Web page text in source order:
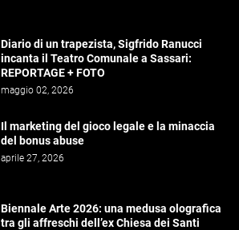
Diario di un trapezista, Sigfrido Ranucci
incanta il Teatro Comunale a Sassari:
REPORTAGE + FOTO
maggio 02, 2026
Il marketing del gioco legale e la minaccia
del bonus abuse
aprile 27, 2026
Biennale Arte 2026: una medusa olografica
tra gli affreschi dell’ex Chiesa dei Santi